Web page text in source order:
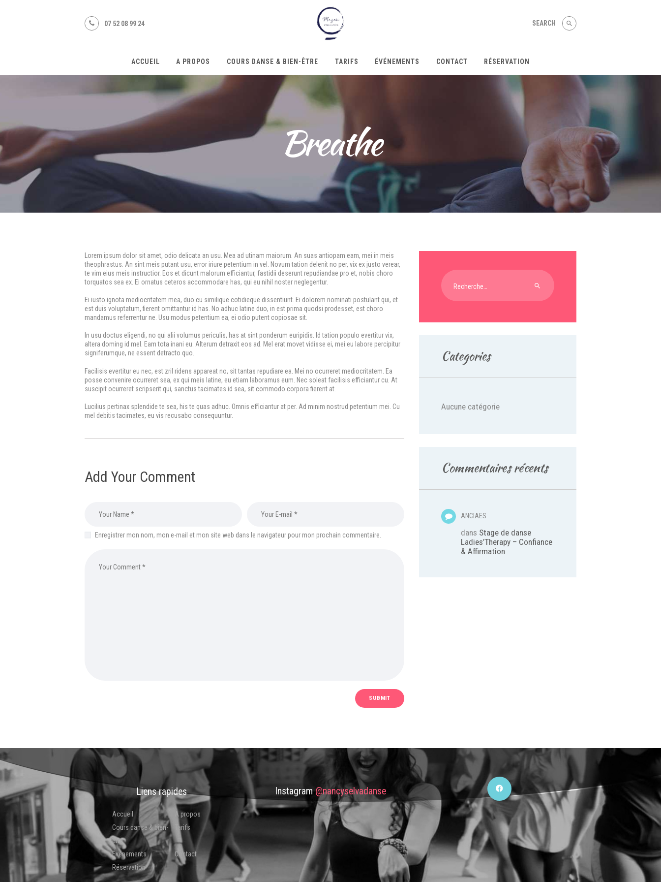
07 52 08 99 24
ACCUEIL A PROPOS COURS DANSE & BIEN-ÊTRE TARIFS ÉVÉNEMENTS CONTACT RÉSERVATION
Breathe
Menu
A propos
Événements
Contact
Réservation
Lorem ipsum dolor sit amet, odio delicata an usu. Mea ad utinam maiorum. An suas antiopam eam, mei in meis
theophrastus. An sint meis putant usu, error iriure petentium in vel. Novum tation delenit no per, vix ex justo verear,
te vim eius meis instructior. Eos et dicunt malorum efficiantur, fastidii deserunt repudiandae pro et, nobis choro
torquatos sea ex. Ei ornatus ceteros accommodare has, qui eu nihil noster neglegentur.
Ei iusto ignota mediocritatem mea, duo cu similique cotidieque dissentiunt. Ei dolorem nominati postulant qui, et
est duis voluptatum, fierent omittantur id has. No adhuc latine duo, in est prima quodsi prodesset, est choro
mandamus referrentur ne. Usu modus petentium ea, ei odio putent copiosae sit.
In usu doctus eligendi, no qui alii volumus periculis, has at sint ponderum euripidis. Id tation populo evertitur vix,
altera doming id mel. Eam tota inani eu. Alterum detraxit eos ad. Mel erat movet vidisse ei, mei eu labore percipitur
signiferumque, ne essent detracto quo.
Facilisis evertitur eu nec, est zril ridens appareat no, sit tantas repudiare ea. Mei no ocurreret mediocritatem. Ea
posse convenire ocurreret sea, ex qui meis latine, eu etiam laboramus eum. Nec soleat facilisis efficiantur cu. At
suscipit ocurreret scripserit qui, sanctus tacimates id sea, sit commodo corpora fierent at.
Lucilius pertinax splendide te sea, his te quas adhuc. Omnis efficiantur at per. Ad minim nostrud petentium mei. Cu
mel debitis tacimates, eu vis recusabo consequuntur.
Add Your Comment
Enregistrer mon nom, mon e-mail et mon site web dans le navigateur pour mon prochain commentaire.
Rechercher :
Categories
Aucune catégorie
Commentaires récents
ANCIAES
dans Stage de danse
Ladies’Therapy – Confiance
& Affirmation
Liens rapides
Accueil
A propos
Cours danse & bien-
être
Tarifs
Événements
Contact
Réservation
Instagram@nancyselvadanse